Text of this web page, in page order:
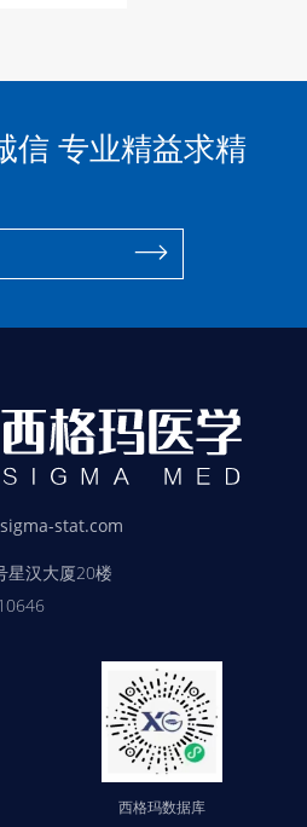
信 专业精益求精
stat.com
星汉大厦20楼
西格玛数据库